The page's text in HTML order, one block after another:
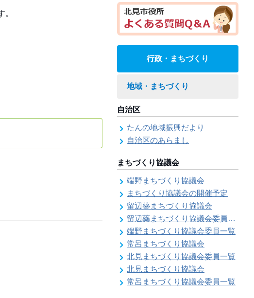
行政・まちづくり
地域・まちづくり
自治区
たんの地域振興だより
自治区のあらまし
まちづくり協議会
端野まちづくり協議会
まちづくり協議会の開催予定
留辺蘂まちづくり協議会
留辺蘂まちづくり協議会委員一覧
端野まちづくり協議会委員一覧
常呂まちづくり協議会
北見まちづくり協議会委員一覧
北見まちづくり協議会
常呂まちづくり協議会委員一覧